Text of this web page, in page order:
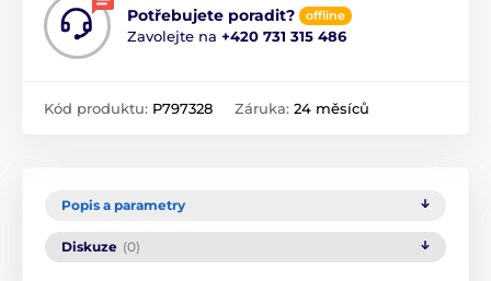
Potřebujete poradit? offline
Zavolejte na +420 731 315 486
Kód produktu: P797328 Záruka: 24 měsíců
Popis a parametry
Diskuze (0)